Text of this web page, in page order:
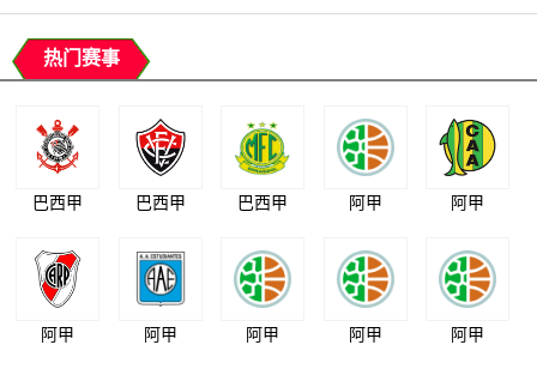
热门赛事
巴西甲 巴西甲 巴西甲 阿甲 阿甲
阿甲 阿甲 阿甲 阿甲 阿甲